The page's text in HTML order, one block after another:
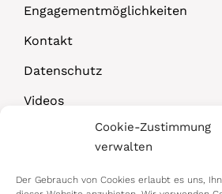
Cookie-Zustimmung
verwalten
Der Gebrauch von Cookies erlaubt es uns,
Engagementmöglichkeiten
Kontakt
Datenschutz
Videos